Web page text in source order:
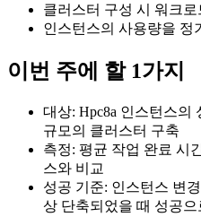
클러스터 구성 시 워크
인스턴스의 사용량을 정
이번 주에 할 1가지
대상: Hpc8a 인스턴스의
규모의 클러스터 구축
측정: 평균 작업 완료 시
스와 비교
성공 기준: 인스턴스 변
상 단축되었을 때 성공으